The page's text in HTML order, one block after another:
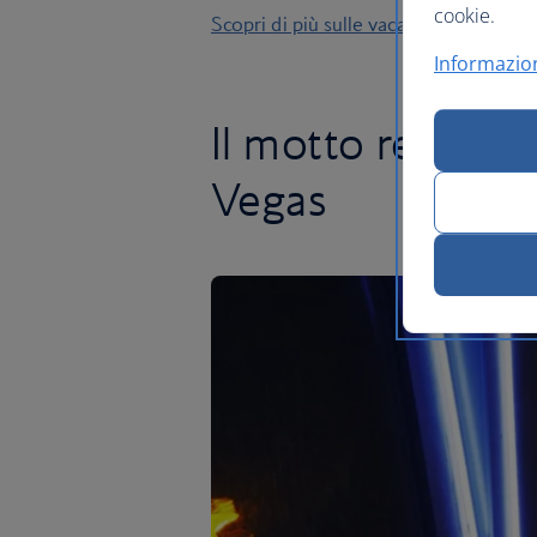
Scopri di più sulle vacanze a Las Vegas
Il motto recita:
Vegas
cookie.